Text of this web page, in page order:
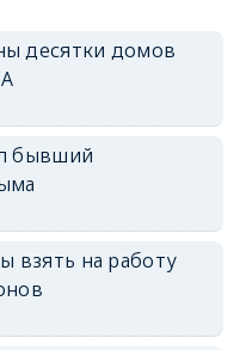
erid: 2SDnjdPjgYS
десятки домов
бывший
взять на работу